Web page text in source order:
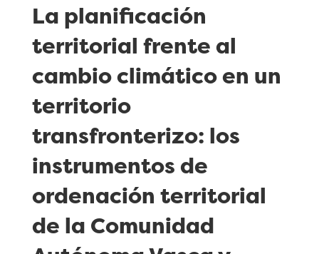
La planificación
territorial frente al
cambio climático en un
territorio
transfronterizo: los
instrumentos de
ordenación territorial
de la Comunidad